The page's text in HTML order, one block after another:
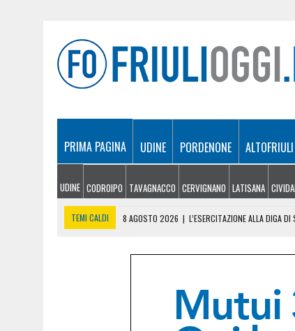
PRIMA PAGINA UDINE PORDENONE ALTOFRIULI
UDINE CODROIPO TAVAGNACCO CERVIGNANO LATISANA
TEMI CALDI 8 AGOSTO 2026 | L’ESERCITAZIONE ALLA DIGA
UNA FRIULANA A MISS WORLD: LUCREZIA
FERMATO DOPO UNA MANOVRA PERICOLOSA